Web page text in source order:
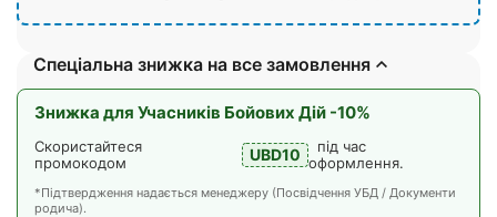
Спеціальна знижка на все замовлення
Знижка для Учасників Бойових Дій -10%
Скористайтеся
промокодом
UBD10
під час
оформлення.
*Підтвердження надається менеджеру (Посвідчення УБД / Документи
родича).